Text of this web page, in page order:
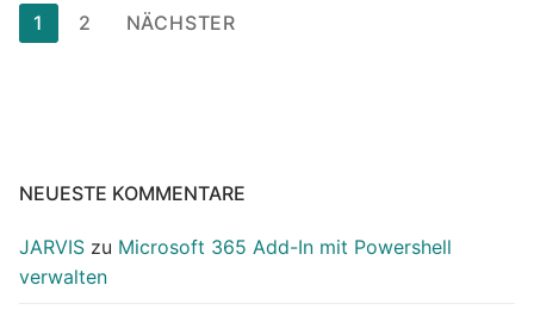
Seitennummerierung
der
1 2 NÄCHSTER
NEUESTE KOMMENTARE
JARVIS zu Microsoft 365 Add-In mit Powershell
verwalten